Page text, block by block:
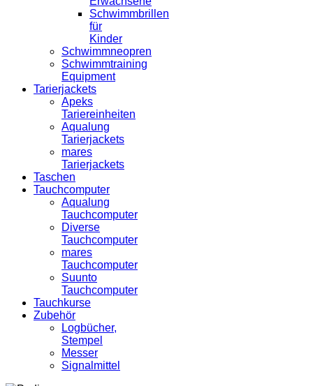
Schwimmbrillen
für
Kinder
Schwimmneopren
Schwimmtraining
Equipment
Tarierjackets
Apeks
Tariereinheiten
Aqualung
Tarierjackets
mares
Tarierjackets
Taschen
Tauchcomputer
Aqualung
Tauchcomputer
Diverse
Tauchcomputer
mares
Tauchcomputer
Suunto
Tauchcomputer
Tauchkurse
Zubehör
Logbücher,
Stempel
Messer
Signalmittel